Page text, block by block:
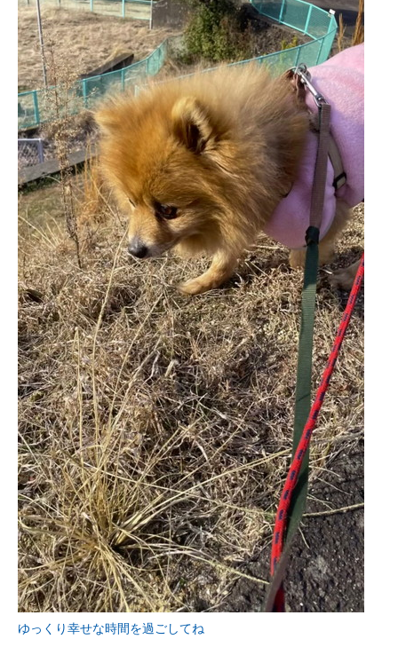
ゆっくり幸せな時間を過ごしてね